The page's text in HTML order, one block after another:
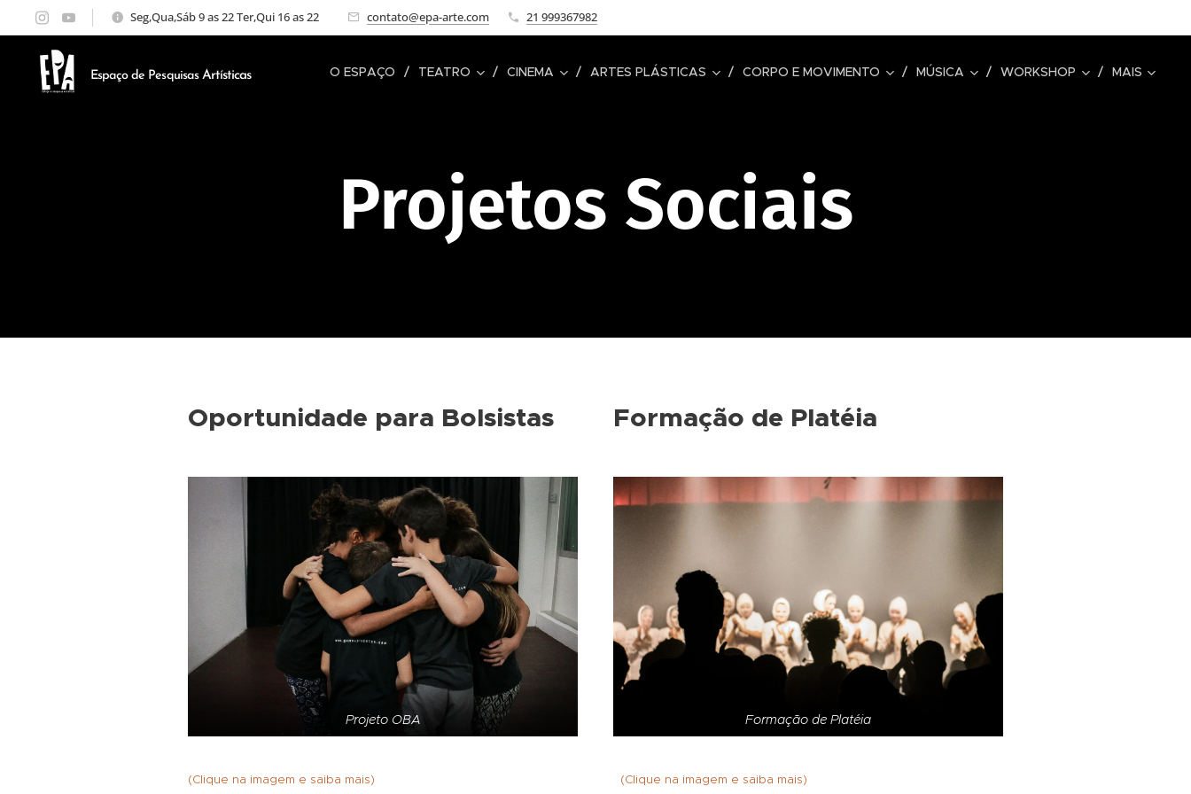
Seg,Qua,Sáb 9 as 22 Ter,Qui 16 as 22 contato@epa-arte.com 21 999367982
Espaço de Pesquisas Artísticas O ESPAÇO TEATRO CINEMA ARTES PLÁSTICAS CORPO E MOVIMENTO MÚSICA WORKSHOP MAIS
Projetos Sociais
Oportunidade para Bolsistas
Projeto OBA
(Clique na imagem e saiba mais)
Formação de Platéia
Formação de Platéia
(Clique na imagem e saiba mais)